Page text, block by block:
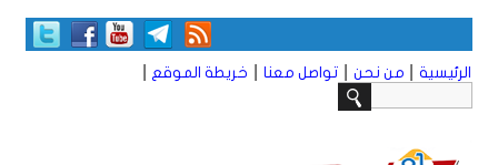
الرئيسية من نحن تواصل معنا خريطة الموقع